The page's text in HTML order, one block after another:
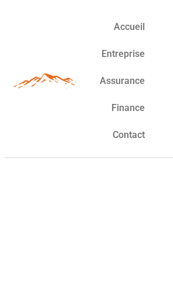
Accueil
Entreprise
Assurance
Finance
Contact